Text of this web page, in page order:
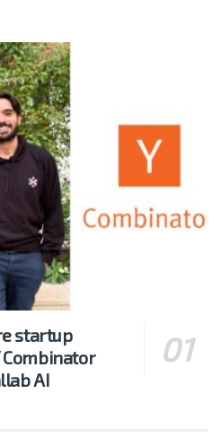
startup
Combinator
AI